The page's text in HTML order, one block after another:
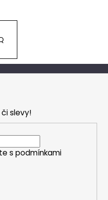
slevy!
s podmínkami